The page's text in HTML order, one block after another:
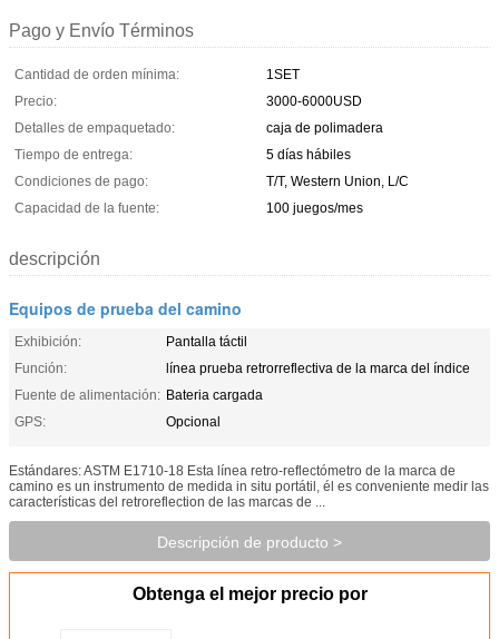
Pago y Envío Términos
Cantidad de orden mínima:
1SET
Precio:
3000-6000USD
Detalles de empaquetado:
caja de polimadera
Tiempo de entrega:
5 días hábiles
Condiciones de pago:
T/T, Western Union, L/C
Capacidad de la fuente:
100 juegos/mes
descripción
Equipos de prueba del camino
Exhibición:
Pantalla táctil
Función:
línea prueba retrorreflectiva de la marca del índice
Fuente de alimentación: Bateria cargada
GPS:
Opcional
Estándares: ASTM E1710-18 Esta línea retro-reflectómetro de la marca de
camino es un instrumento de medida in situ portátil, él es conveniente medir las
características del retroreflection de las marcas de ...
Descripción de producto >
Obtenga el mejor precio por